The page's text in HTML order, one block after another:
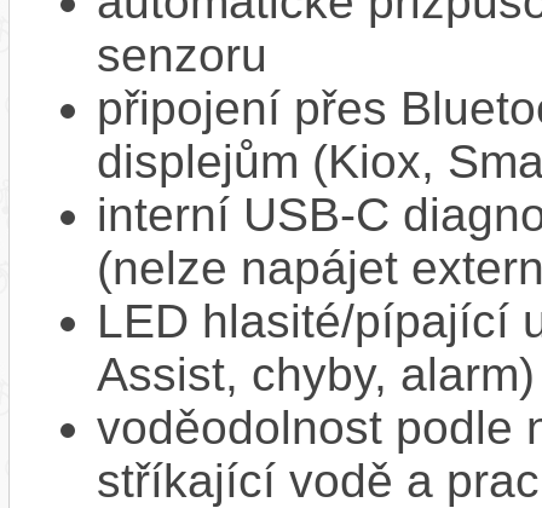
senzoru
připojení přes
displejům (Kiox,
interní USB‑C
(nelze napájet
LED hlasité/pípající
Assist, chyby, alarm)
voděodolnost podle
stříkající vodě a